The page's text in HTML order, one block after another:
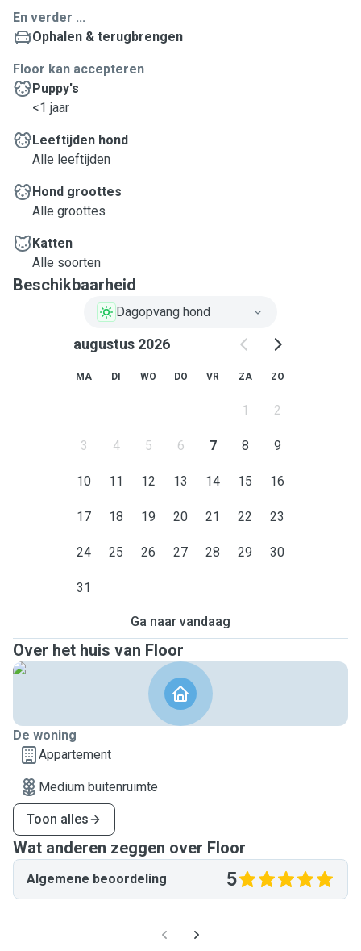
En verder ...
Ophalen & terugbrengen
Floor kan accepteren
Puppy's
<1 jaar
Leeftijden hond
Alle leeftijden
Hond groottes
Alle groottes
Katten
Alle soorten
Beschikbaarheid
Dagopvang hond
augustus 2026
MA DI WO DO VR ZA ZO
1 2
3 4 5 6 7 8 9
10 11 12 13 14 15 16
17 18 19 20 21 22 23
24 25 26 27 28 29 30
31
Ga naar vandaag
Over het huis van Floor
De woning
Appartement
Medium buitenruimte
Toon alles
Wat anderen zeggen over Floor
Algemene beoordeling 5